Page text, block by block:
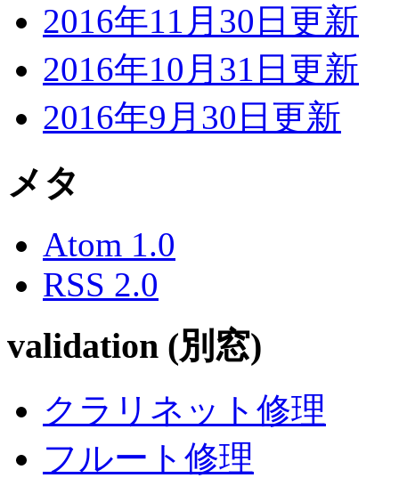
2016年11月30日更新
2016年10月31日更新
2016年9月30日更新
メタ
Atom 1.0
RSS 2.0
validation (別窓)
クラリネット修理
フルート修理